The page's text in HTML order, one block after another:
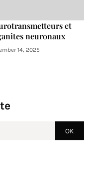
et
neuronaux
14, 2025